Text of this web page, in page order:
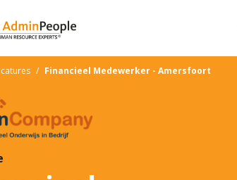
/ Financieel Medewerker - Amersfoort